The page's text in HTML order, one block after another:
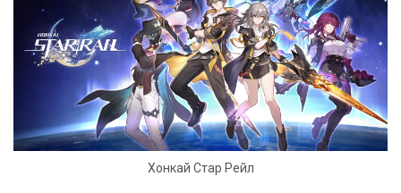
Хонкай Стар Рейл